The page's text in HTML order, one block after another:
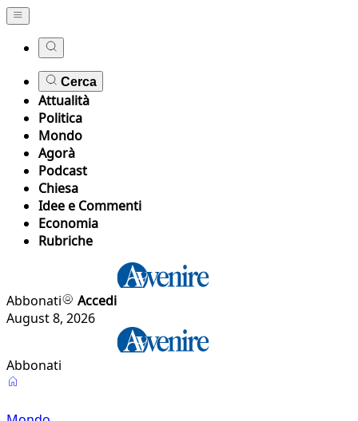
Cerca
Attualità
Politica
Mondo
Agorà
Podcast
Chiesa
Idee e Commenti
Economia
Rubriche
Abbonati
Accedi
August 8, 2026
Abbonati